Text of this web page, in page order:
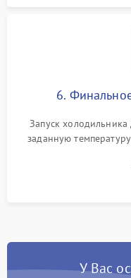
6.
Запуск
заданную
компрессора,
срабатывания
У Вас